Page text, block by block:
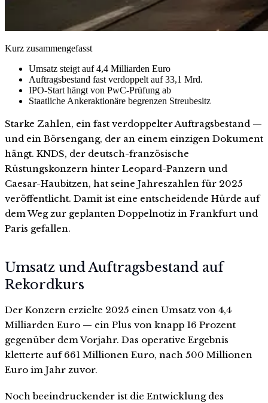
Kurz zusammengefasst
Umsatz steigt auf 4,4 Milliarden Euro
Auftragsbestand fast verdoppelt auf 33,1 Mrd.
IPO-Start hängt von PwC-Prüfung ab
Staatliche Ankeraktionäre begrenzen Streubesitz
Starke Zahlen, ein fast verdoppelter Auftragsbestand —
und ein Börsengang, der an einem einzigen Dokument
hängt. KNDS, der deutsch-französische
Rüstungskonzern hinter Leopard-Panzern und
Caesar-Haubitzen, hat seine Jahreszahlen für 2025
veröffentlicht. Damit ist eine entscheidende Hürde auf
dem Weg zur geplanten Doppelnotiz in Frankfurt und
Paris gefallen.
Umsatz und Auftragsbestand auf
Rekordkurs
Der Konzern erzielte 2025 einen Umsatz von 4,4
Milliarden Euro — ein Plus von knapp 16 Prozent
gegenüber dem Vorjahr. Das operative Ergebnis
kletterte auf 661 Millionen Euro, nach 500 Millionen
Euro im Jahr zuvor.
Noch beeindruckender ist die Entwicklung des